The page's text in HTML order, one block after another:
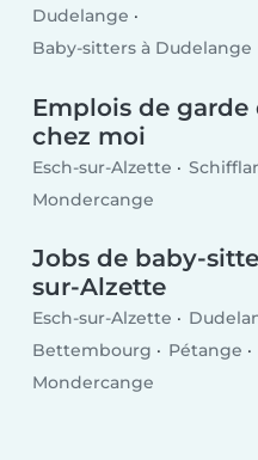
Dudelange
Baby-sitters à Dudelange
Emplois de
chez moi
Esch-sur-Alzette
Mondercange
Jobs de baby-
sur-Alzette
Esch-sur-Alzette
Bettembourg
Pétange
Mondercange